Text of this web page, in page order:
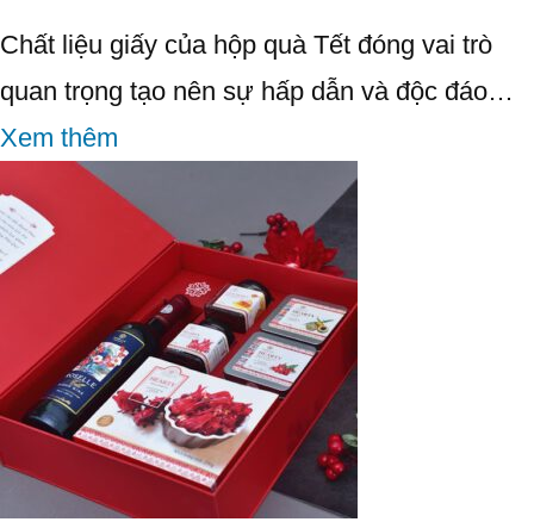
Chất liệu giấy của hộp quà Tết đóng vai trò
quan trọng tạo nên sự hấp dẫn và độc đáo…
Xem thêm